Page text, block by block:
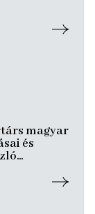
magyar
és